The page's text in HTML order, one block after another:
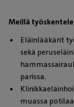
Meillä
Eläinlääkärit
sekä
parissa.
muassa